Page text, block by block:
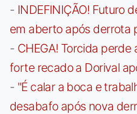
- INDEFINIÇÃO! Futuro
em aberto após derrota
- CHEGA! Torcida
forte recado a Dorival
- "É calar a boca e
desabafo após nova